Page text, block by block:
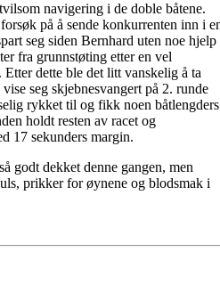
navigering i de doble båtene.
på å sende konkurrenten inn i
seg siden Bernhard uten noe hjelp
fra grunnstøting etter en vel
dette ble det litt vanskelig å ta
seg skjebnesvangert på 2. runde
rykket til og fikk noen båtlengders
holdt resten av racet og
17 sekunders margin.
godt dekket denne gangen, men
prikker for øynene og blodsmak i